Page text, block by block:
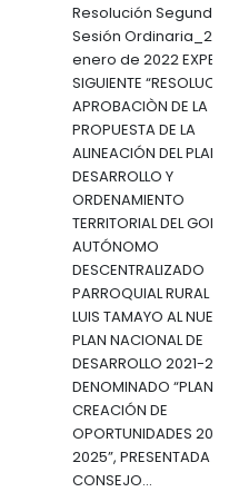
Resolución Segunda
Sesión Ordinaria_28
enero de 2022
SIGUIENTE
APROBACIÒN DE LA
PROPUESTA DE LA
ALINEACIÓN DEL PLAN
DESARROLLO Y
ORDENAMIENTO
TERRITORIAL DEL
AUTÓNOMO
DESCENTRALIZADO
PARROQUIAL RURAL
LUIS TAMAYO AL
PLAN NACIONAL DE
DESARROLLO 2021-
DENOMINADO “PLAN
CREACIÓN DE
OPORTUNIDADES
2025”, PRESENTADA
CONSEJO...